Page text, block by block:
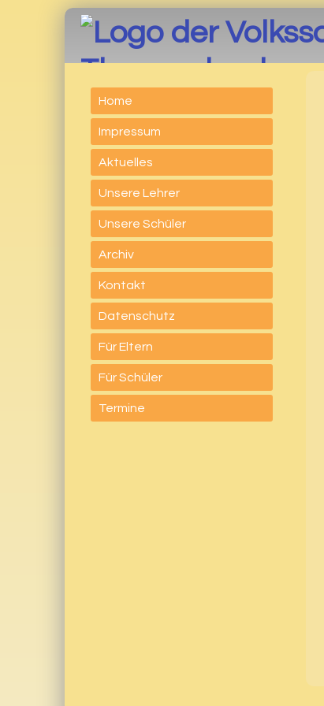
Thumersbach
Home
Impressum
Aktuelles
Unsere Lehrer
Unsere Schüler
Archiv
Kontakt
Datenschutz
Für Eltern
Für Schüler
Termine